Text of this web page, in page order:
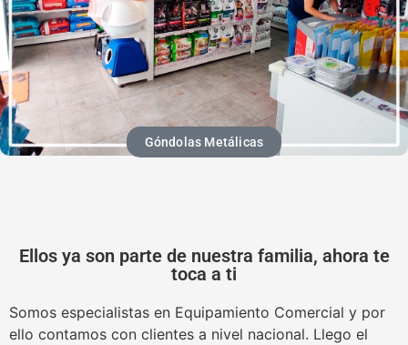
Góndolas Metálicas
Ellos ya son parte de nuestra familia, ahora te
toca a ti
Somos especialistas en Equipamiento Comercial y por
ello contamos con clientes a nivel nacional. Llego el